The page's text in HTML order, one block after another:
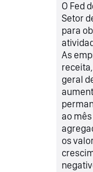
O Fed
Setor
para
As
geral
ao
os